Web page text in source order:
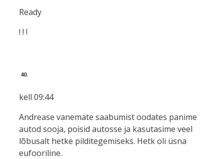
Ready
! ! !
40.
kell 09:44
Andrease vanemate saabumist oodates panime
autod sooja, poisid autosse ja kasutasime veel
lõbusalt hetke pilditegemiseks. Hetk oli üsna
eufooriline.